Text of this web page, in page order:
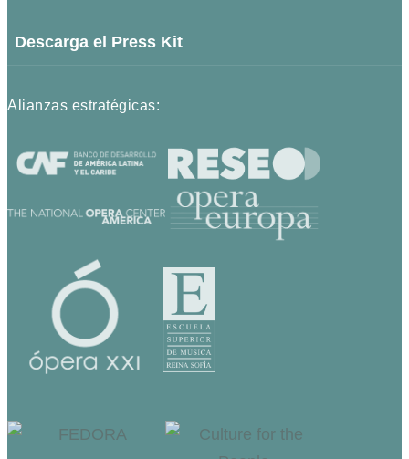
Descarga el Press Kit
Alianzas estratégicas: